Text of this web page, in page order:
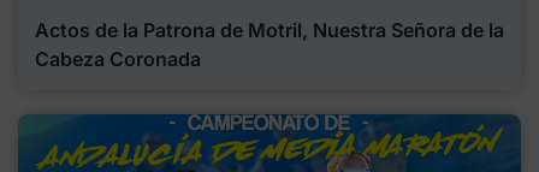
Actos de la Patrona de Motril, Nuestra Señora de la
Cabeza Coronada